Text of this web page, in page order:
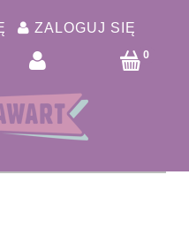
ZALOGUJ SIĘ